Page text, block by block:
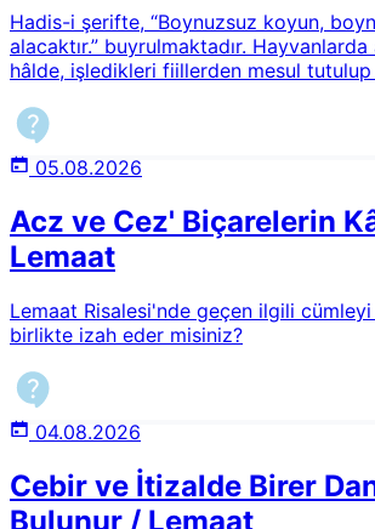
Hadis-i şerifte, “Boynuzsuz koyun,
alacaktır.” buyrulmaktadır. Hayvanlarda
hâlde, işledikleri fiillerden mesul
yırtıcı hayvanların başka hayvanları
05.08.2026
Acz ve Cez' Biçarelerin
Lemaat
Lemaat Risalesi'nde geçen ilgili cümleyi
birlikte izah eder misiniz?
04.08.2026
Cebir ve İtizalde Birer
Bulunur / Lemaat